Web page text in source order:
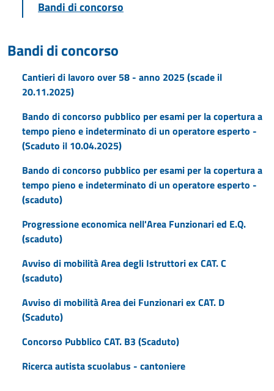
Bandi di concorso
Bandi di concorso
Cantieri di lavoro over 58 - anno 2025 (scade il
20.11.2025)
Bando di concorso pubblico per esami per la copertura a
tempo pieno e indeterminato di un operatore esperto -
(Scaduto il 10.04.2025)
Bando di concorso pubblico per esami per la copertura a
tempo pieno e indeterminato di un operatore esperto -
(scaduto)
Progressione economica nell'Area Funzionari ed E.Q.
(scaduto)
Avviso di mobilità Area degli Istruttori ex CAT. C
(scaduto)
Avviso di mobilità Area dei Funzionari ex CAT. D
(Scaduto)
Concorso Pubblico CAT. B3 (Scaduto)
Ricerca autista scuolabus - cantoniere